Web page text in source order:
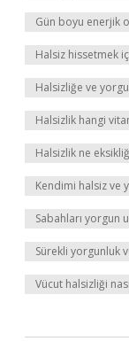
Gün boyu enerjik
Halsiz hissetmek
Halsizliğe ve
Halsizlik hangi
Halsizlik ne
Kendimi halsiz ve
Sabahları yorgun
Sürekli yorgunluk
Vücut halsizliği